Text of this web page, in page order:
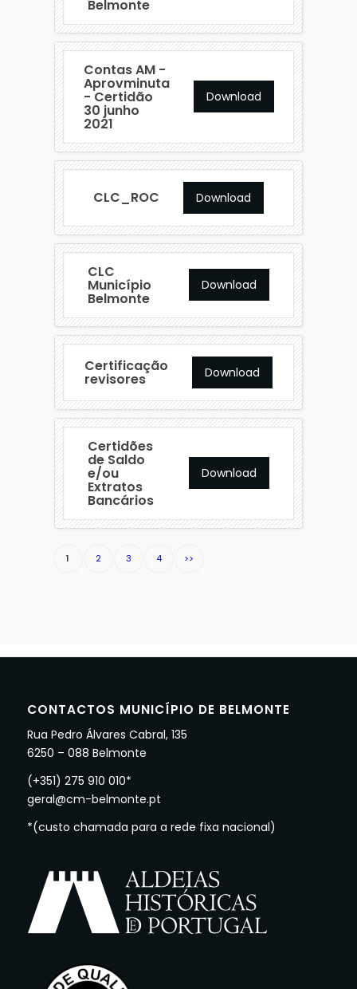
Belmonte
Contas AM -
Aprovminuta
- Certidão
30 junho
2021
Download
CLC_ROC Download
CLC
Município
Belmonte
Download
Certificação
revisores Download
Certidões
de Saldo
e/ou
Extratos
Bancários
Download
1 2 3 4 >>
CONTACTOS MUNICÍPIO DE BELMONTE
Rua Pedro Álvares Cabral, 135
6250 – 088 Belmonte
(+351) 275 910 010*
geral@cm-belmonte.pt
*(custo chamada para a rede fixa nacional)